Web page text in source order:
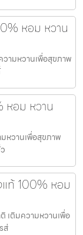
หอม หวาน
ามหวานเพื่อสุขภาพ
หอม หวาน
หวานเพื่อสุขภาพ
แท้ 100% หอม
เติมความหวานเพื่อ
ส่